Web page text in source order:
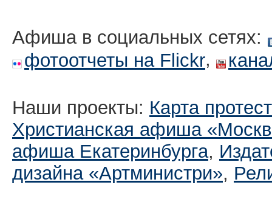
Афиша в социальных сетях:
фотоотчеты на Flickr,
Наши проекты: Карта
Христианская афиша
афиша Екатеринбургa,
дизайна «Артминистри»,